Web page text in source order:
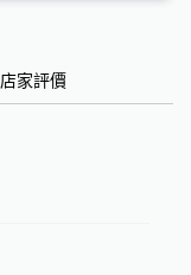
店家評價